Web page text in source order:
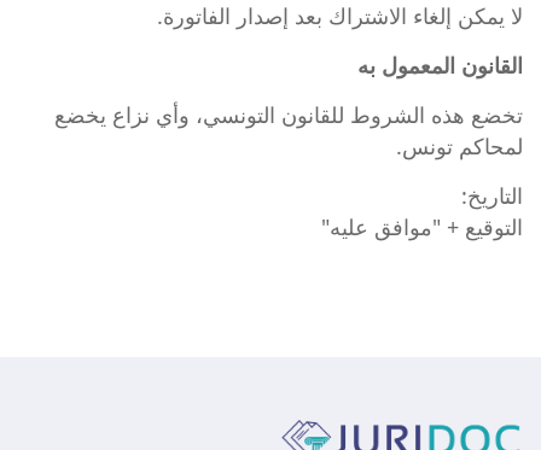
لا يمكن إلغاء الاشتراك بعد إصدار الفاتورة.
القانون المعمول به
تخضع هذه الشروط للقانون التونسي، وأي نزاع يخضع
لمحاكم تونس.
التاريخ:
التوقيع + "موافق عليه"